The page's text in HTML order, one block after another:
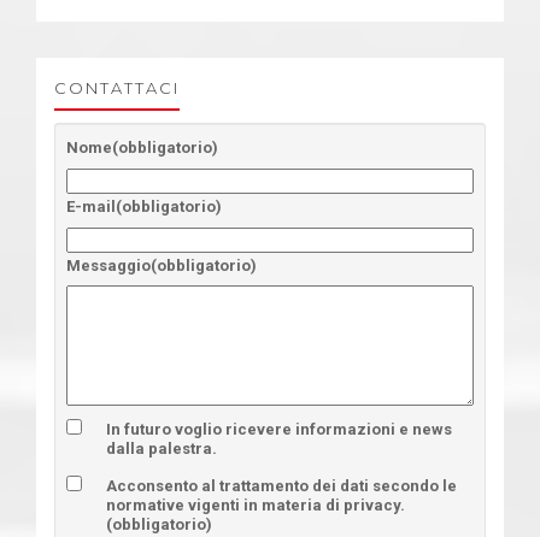
CONTATTACI
Nome(obbligatorio)
E-mail(obbligatorio)
Messaggio(obbligatorio)
In futuro voglio ricevere informazioni e news
dalla palestra.
Acconsento al trattamento dei dati secondo le
normative vigenti in materia di privacy.
(obbligatorio)